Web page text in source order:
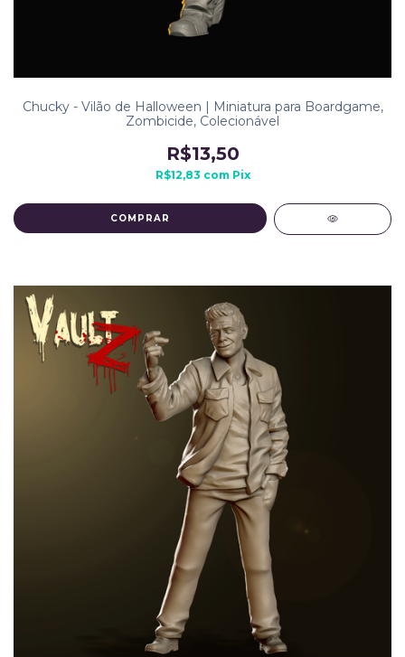
Chucky - Vilão de Halloween | Miniatura para Boardgame,
Zombicide, Colecionável
R$13,50
R$12,83 com Pix
COMPRAR